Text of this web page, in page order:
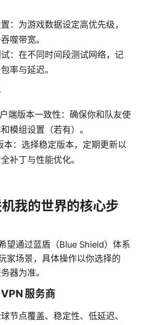
：为游戏数据设定高优先级，
噬带宽。
：在不同时间段测试网络，记
率与延迟。
端版本一致性：确保你和队友使
模组设置（若有）。
本：选择稳定版本，定期更新以
补丁与性能优化。
我的世界的核心步
望通过蓝盾（Blue Shield）体系
家场景，具体操作以你选择的
器为准。
服务商
节点覆盖、稳定性、低延迟、